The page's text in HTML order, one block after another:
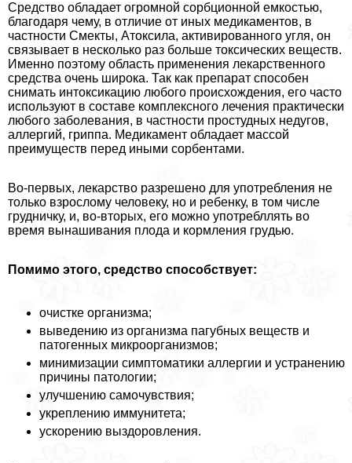
Средство обладает огромной сорбционной емкостью,
благодаря чему, в отличие от иных медикаментов, в
частности Смекты, Атоксила, активированного угля, он
связывает в несколько раз больше токсических веществ.
Именно поэтому область применения лекарственного
средства очень широка. Так как препарат способен
снимать интоксикацию любого происхождения, его часто
используют в составе комплексного лечения пpaктически
любого заболевания, в частности простудных недугов,
аллергий, гриппа. Медикамент обладает массой
преимуществ перед иными сорбентами.
Во-первых, лекарство разрешено для употрeбления не
только взрослому человеку, но и ребенку, в том числе
грудничку, и, во-вторых, его можно употрeбллять во
время вынашивания плода и кормления гpyдью.
Помимо этого, средство способствует:
очистке организма;
выведению из организма пагубных веществ и
патогенных микроорганизмов;
минимизации симптоматики аллергии и устранению
причины патологии;
улучшению самочувствия;
укреплению иммунитета;
ускорению выздоровления.